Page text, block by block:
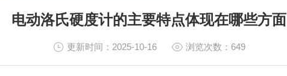
电动洛氏硬度计的主要特点体现在哪些方面
更新时间：2025-10-16 浏览次数：649